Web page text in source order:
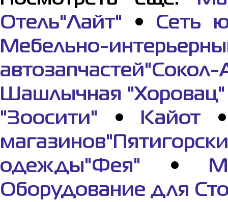
Отель"Лайт" • Сеть
Мебельно-
Шашлычная "Хоровац"
"Зоосити" • Кайот
одежды"Фея" •
Оборудование для